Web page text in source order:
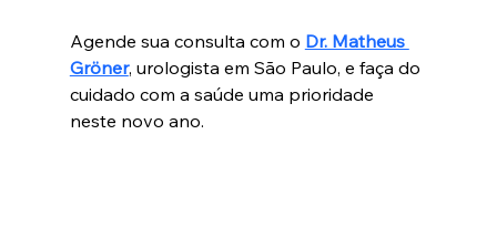
Agende sua consulta com o Dr. Matheus
Gröner, urologista em São Paulo, e faça do
cuidado com a saúde uma prioridade
neste novo ano.